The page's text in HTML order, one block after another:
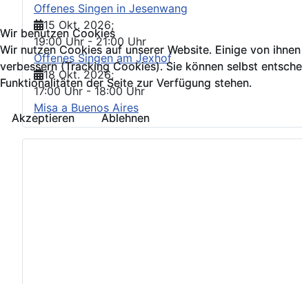
Wir benutzen Cookies
Wir nutzen Cookies auf unserer Website. Einige von
verbessern (Tracking Cookies). Sie können selbst
Funktionalitäten der Seite zur Verfügung stehen.
Akzeptieren
Ablehnen
Offenes Singen in Jesenwang
15 Okt. 2026;
19:00 Uhr-21:00 Uhr
Offenes Singen am Jexhof
18 Okt. 2026;
17:00 Uhr -18:00 Uhr
Misa a Buenos Aires
Wir benutzen Cookies
Wir nutzen Cookies auf unserer Website. Einige von
verbessern (Tracking Cookies). Sie können selbst
Funktionalitäten der Seite zur Verfügung stehen.
Akzeptieren
Ablehnen